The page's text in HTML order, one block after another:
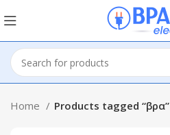
Home Products tagged “βρα”